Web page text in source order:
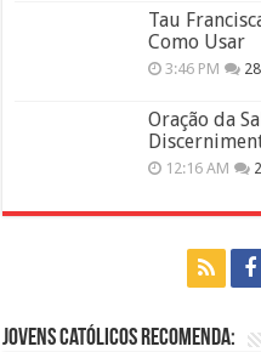
Tau
Como Usar
3:46 PM 28
Oração da
12:16 AM
Jovens Católicos Recomenda: